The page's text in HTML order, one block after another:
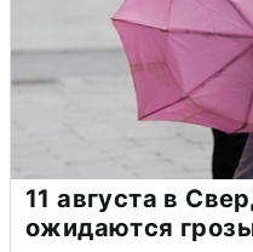
11 августа в
ожидаются